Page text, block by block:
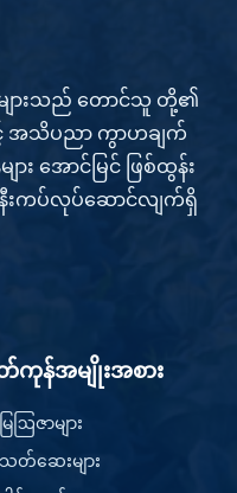
ျားသည် တောင်သူ တို့၏
အသိပညာ ကွာဟချက်
း အောင်မြင် ဖြစ်ထွန်း
နီးကပ်လုပ်ဆောင်လျက်ရှိ
န်အမျိုးအစား
ေဩဇာများ
တ်ဆေးများ